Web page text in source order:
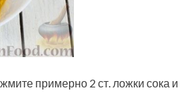
примерно 2 ст. ложки сока и